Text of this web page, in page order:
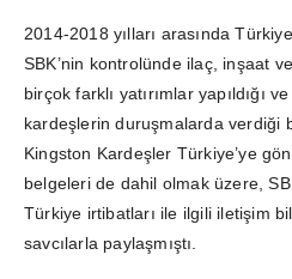
2014-2018 yılları arasında
SBK’nin kontrolünde ilaç, inşaat
birçok farklı yatırımlar yapıldığı
kardeşlerin duruşmalarda verdiği
Kingston Kardeşler Türkiye’ye
belgeleri de dahil olmak üzere,
Türkiye irtibatları ile ilgili iletişim
savcılarla paylaşmıştı.